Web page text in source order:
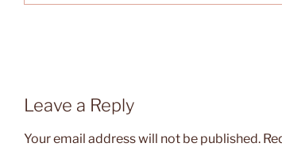
Leave a Reply
Your email address will not be published.